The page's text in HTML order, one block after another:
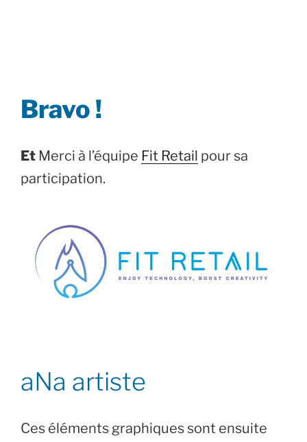
Bravo !
Et Merci à l’équipe Fit Retail pour sa
participation.
aNa artiste
Ces éléments graphiques sont ensuite